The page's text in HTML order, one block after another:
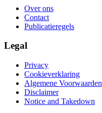
Over ons
Contact
Publicatieregels
Legal
Privacy
Cookieverklaring
Algemene Voorwaarden
Disclaimer
Notice and Takedown